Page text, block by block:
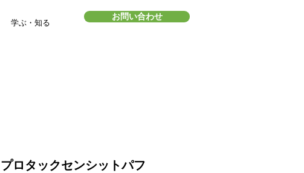
学ぶ・知る
お問い合わせ
プロタックセンシットパフ